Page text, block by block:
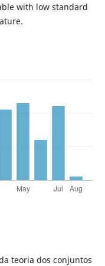
with low standard
teoria dos conjuntos